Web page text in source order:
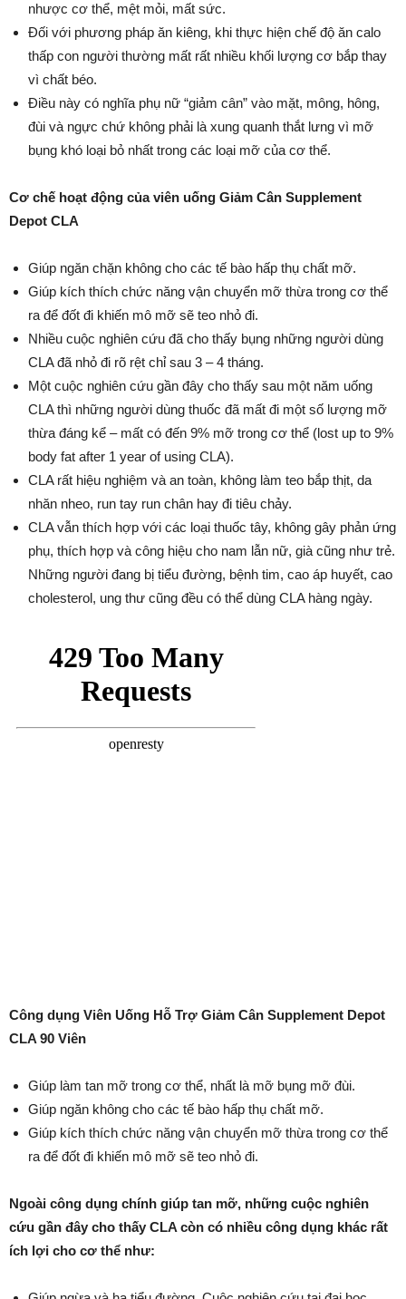
nhược cơ thể, mệt mỏi, mất sức.
Đối với phương pháp ăn kiêng, khi thực hiện chế độ ăn calo
thấp con người thường mất rất nhiều khối lượng cơ bắp thay
vì chất béo.
Điều này có nghĩa phụ nữ “giảm cân” vào mặt, mông, hông,
đùi và ngực chứ không phải là xung quanh thắt lưng vì mỡ
bụng khó loại bỏ nhất trong các loại mỡ của cơ thể.
Cơ chế hoạt động của viên uống Giảm Cân Supplement
Depot CLA
Giúp ngăn chặn không cho các tế bào hấp thụ chất mỡ.
Giúp kích thích chức năng vận chuyển mỡ thừa trong cơ thể
ra để đốt đi khiến mô mỡ sẽ teo nhỏ đi.
Nhiều cuộc nghiên cứu đã cho thấy bụng những người dùng
CLA đã nhỏ đi rõ rệt chỉ sau 3 – 4 tháng.
Một cuộc nghiên cứu gần đây cho thấy sau một năm uống
CLA thì những người dùng thuốc đã mất đi một số lượng mỡ
thừa đáng kể – mất có đến 9% mỡ trong cơ thể (lost up to 9%
body fat after 1 year of using CLA).
CLA rất hiệu nghiệm và an toàn, không làm teo bắp thịt, da
nhăn nheo, run tay run chân hay đi tiêu chảy.
CLA vẫn thích hợp với các loại thuốc tây, không gây phản ứng
phụ, thích hợp và công hiệu cho nam lẫn nữ, già cũng như trẻ.
Những người đang bị tiểu đường, bệnh tim, cao áp huyết, cao
cholesterol, ung thư cũng đều có thể dùng CLA hàng ngày.
Công dụng Viên Uống Hỗ Trợ Giảm Cân Supplement Depot
CLA 90 Viên
Giúp làm tan mỡ trong cơ thể, nhất là mỡ bụng mỡ đùi.
Giúp ngăn không cho các tế bào hấp thụ chất mỡ.
Giúp kích thích chức năng vận chuyển mỡ thừa trong cơ thể
ra để đốt đi khiến mô mỡ sẽ teo nhỏ đi.
Ngoài công dụng chính giúp tan mỡ, những cuộc nghiên
cứu gần đây cho thấy CLA còn có nhiều công dụng khác rất
ích lợi cho cơ thể như: